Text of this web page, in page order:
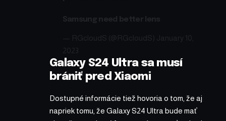
Galaxy S24 Ultra sa musí
brániť pred Xiaomi
Dostupné informácie tiež hovoria o tom, že aj
napriek tomu, že Galaxy S24 Ultra bude mať